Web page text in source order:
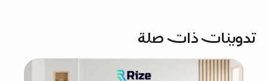
تدوينات ذات صلة